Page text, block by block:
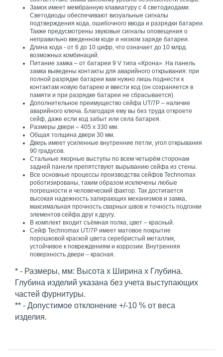
Замок имеет мембранную клавиатуру с 4 светодиодами.
Светодиоды обеспечивают визуальные сигналы
подтверждения кода, ошибочного ввода и разрядки батареи.
Также предусмотрены звуковые сигналы оповещения о
неправильно введенном коде и низком заряде батареи.
Длина кода - от 6 до 10 цифр, что означает до 10 млрд.
возможных комбинаций.
Питание замка – от батареи 9 V типа «Крона». На панель
замка выведены контакты для аварийного открывания: при
полной разрядке батареи вам нужно лишь поднести к
контактам новую батарею и ввести код (он сохраняется в
памяти и при разрядке батареи не сбрасывается).
Дополнительное преимущество сейфа UT/7P – наличие
аварийного ключа. Благодаря ему вы без труда откроете
сейф, даже если код забыт или села батарея.
Размеры двери – 405 х 330 мм.
Общая толщина двери 30 мм.
Дверь имеет усиленные внутренние петли, угол открывания
90 градусов.
Стальные якорные выступы по всем четырём сторонам
задней панели препятствуют вырыванию сейфа из стены.
Все основные процессы производства сейфов Technomax
роботизированы, таким образом исключены любые
погрешности и человеческий фактор. Так достигается
высокая надежность запирающих механизмов и замка,
максимальная прочность сварных швов и точность подгонки
элементов сейфа друг к другу.
В комплект входит съёмная полка, цвет – красный.
Сейф Technomax UT/7P имеет матовое покрытие
порошковой краской цвета серебристый металлик,
устойчивое к повреждениям и коррозии. Внутренняя
поверхность двери – красная.
* - Размеры, мм: Высота x Ширина x Глубина.
Глубина изделий указана без учета выступающих
частей фурнитуры.
** - Допустимое отклонение +/-10 % от веса
изделия.